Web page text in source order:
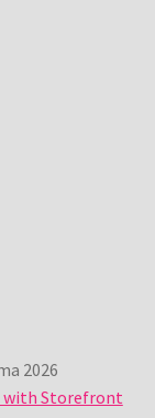
2026
Storefront